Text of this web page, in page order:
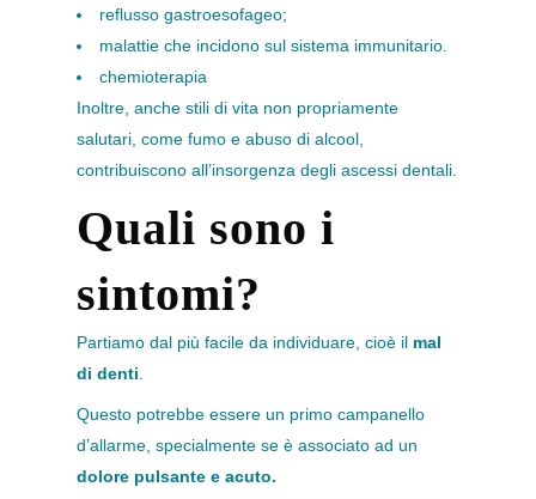
reflusso gastroesofageo;
malattie che incidono sul sistema immunitario.
chemioterapia
Inoltre, anche stili di vita non propriamente
salutari, come fumo e abuso di alcool,
contribuiscono all’insorgenza degli ascessi dentali.
Quali sono i
sintomi?
Partiamo dal più facile da individuare, cioè il mal
di denti
Questo potrebbe essere un primo campanello
d’allarme, specialmente se è associato ad un
dolore pulsante e acuto.